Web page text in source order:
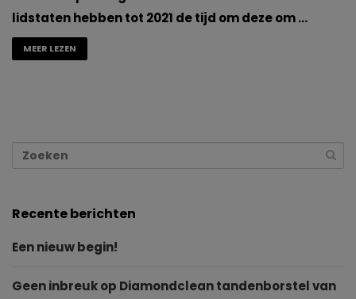
lidstaten hebben tot 2021 de tijd om deze om …
MEER LEZEN
Recente berichten
Een nieuw begin!
Geen inbreuk op Diamondclean tandenborstel van